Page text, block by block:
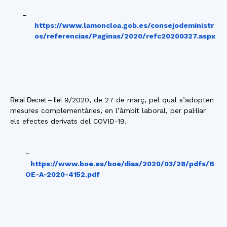
–
https://www.lamoncloa.gob.es/consejodeministr
os/referencias/Paginas/2020/refc20200327.aspx
Reial Decret – llei 9/2020, de 27 de març, pel qual s’adopten
mesures complementàries, en l’àmbit laboral, per pal·liar
els efectes derivats del COVID-19.
–
https://www.boe.es/boe/dias/2020/03/28/pdfs/B
OE-A-2020-4152.pdf